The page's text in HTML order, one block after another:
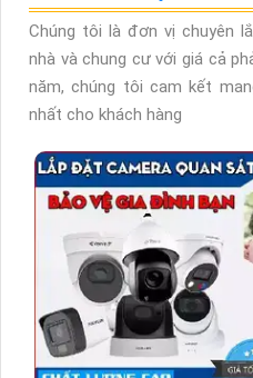
Chúng tôi là đơn vị chuyên
nhà và chung cư với giá cả
năm, chúng tôi cam kết
nhất cho khách hàng